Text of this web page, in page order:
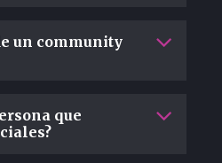
un community
que